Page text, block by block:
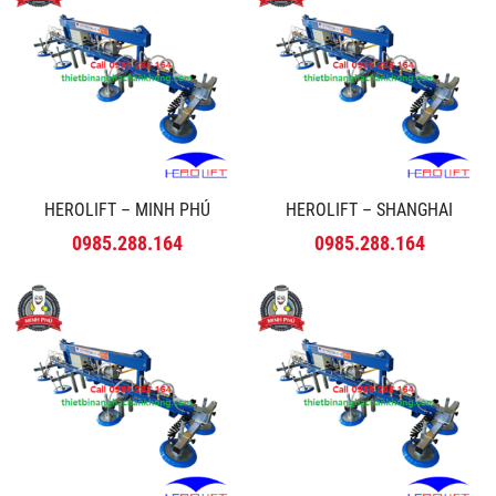
HEROLIFT – MINH PHÚ
0985.288.164
HEROLIFT – SHANGHAI
0985.288.164